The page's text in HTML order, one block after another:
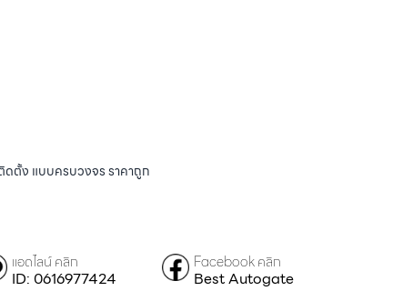
ดตั้ง แบบครบวงจร ราคาถูก
แอดไลน์ คลิก
ID: 0616977424
Facebook คลิก
Best Autogate